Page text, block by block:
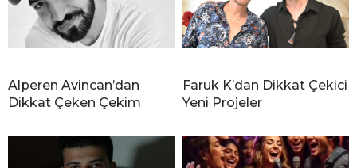
Alperen Avincan’dan
Dikkat Çeken Çekim
Faruk K’dan Dikkat Çekici
Yeni Projeler